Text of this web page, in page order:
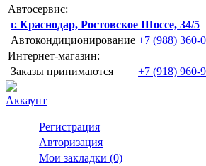
Автосервис:
г. Краснодар, Ростовское Шоссе, 34/5
Автокондиционирование +7 (988) 360-
Интернет-магазин:
Заказы принимаются
+7 (918) 960-
Аккаунт
Регистрация
Авторизация
Мои закладки (0)